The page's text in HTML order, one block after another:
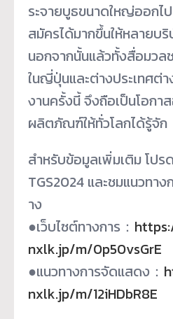
ระจายบูธขนาดใหญ่ออกไ
สมัครได้มากขึ้นให้หลายบ
นอกจากนั้นแล้วทั้งสื่อมวล
ในญี่ปุ่นและต่างประเทศต่
งานครั้งนี้ จึงถือเป็นโอกา
ผลิตภัณฑ์ให้ทั่วโลกได้รู้จัก
สำหรับข้อมูลเพิ่มเติม โปร
TGS2024 และชมแนวทา
าง
●เว็บไซต์ทางการ：
nxlk.jp/m/0p50vsGrE
●แนวทางการจัดแสดง：
nxlk.jp/m/12iHDbR8E